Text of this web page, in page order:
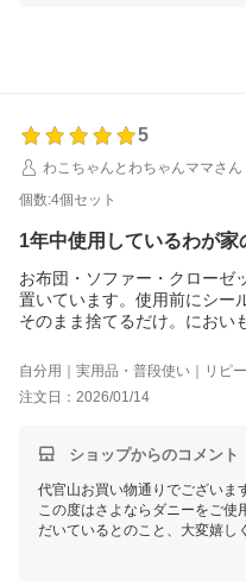
5
わこちゃんとわちゃんママさん
個数:4個セット
1年中使用しているわが家
お布団・ソファー・クローゼ
置いています。使用前にシー
そのまま捨てるだけ。におい
自分用｜実用品・普段使い｜リピ
注文日：2026/01/14
ショップからのコメント
代官山お買い物通りでございま
この度はさよならダニーをご
だいているとのこと、大変嬉し